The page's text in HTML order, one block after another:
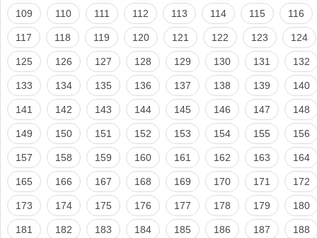
109 110 111 112 113 114 115 116
117 118 119 120 121 122 123 124
125 126 127 128 129 130 131 132
133 134 135 136 137 138 139 140
141 142 143 144 145 146 147 148
149 150 151 152 153 154 155 156
157 158 159 160 161 162 163 164
165 166 167 168 169 170 171 172
173 174 175 176 177 178 179 180
181 182 183 184 185 186 187 188